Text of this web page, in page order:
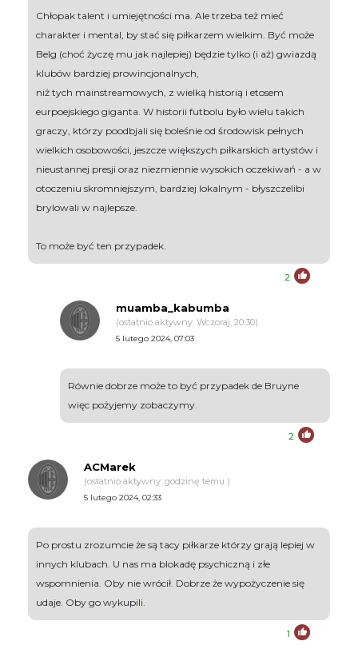
Chłopak talent i umiejętności ma. Ale trzeba też mieć
charakter i mental, by stać się piłkarzem wielkim. Być może
Belg (choć życzę mu jak najlepiej) będzie tylko (i aż) gwiazdą
klubów bardziej prowincjonalnych,
niż tych mainstreamowych, z wielką historią i etosem
eurpoejskiego giganta. W historii futbolu było wielu takich
graczy, którzy poodbjali się boleśnie od środowisk pełnych
wielkich osobowości, jeszcze większych piłkarskich artystów i
nieustannej presji oraz niezmiennie wysokich oczekiwań - a w
otoczeniu skromniejszym, bardziej lokalnym - błyszczelibi
brylowali w najlepsze.
To może być ten przypadek.
2
muamba_kabumba
(ostatnio aktywny: Wczoraj, 20:30)
5 lutego 2024, 07:03
Równie dobrze może to być przypadek de Bruyne
więc pożyjemy zobaczymy.
2
ACMarek
(ostatnio aktywny: godzinę temu )
5 lutego 2024, 02:33
Po prostu zrozumcie że są tacy piłkarze którzy grają lepiej w
innych klubach. U nas ma blokadę psychiczną i złe
wspomnienia. Oby nie wrócił. Dobrze że wypożyczenie się
udaje. Oby go wykupili.
1